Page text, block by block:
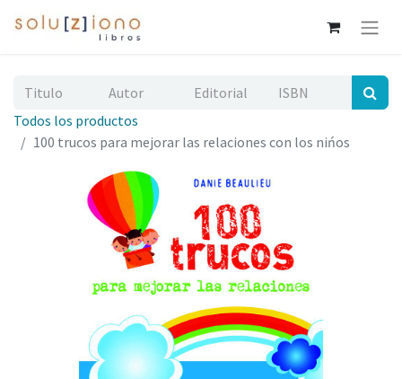
Todos los productos
100 trucos para mejorar las relaciones con los nińos